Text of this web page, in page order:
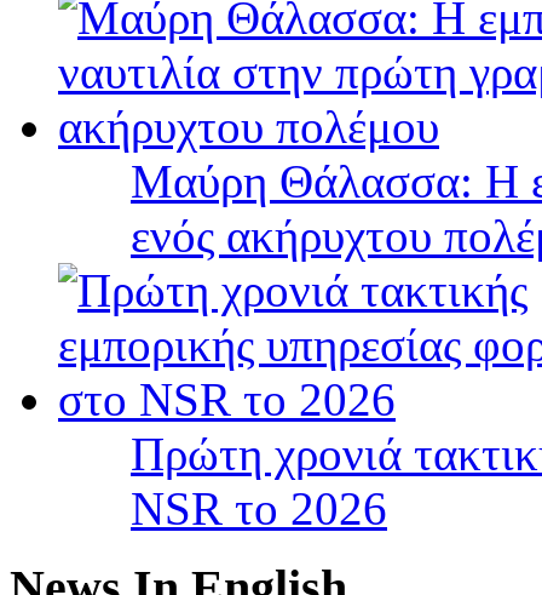
Μαύρη Θάλασσα: Η
ενός ακήρυχτου
Πρώτη χρονιά
NSR το 2026